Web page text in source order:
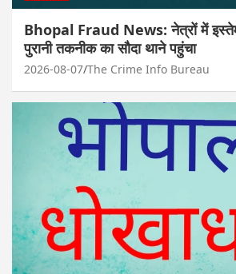
Bhopal Fraud News: नेत्रों में
पुरानी तकनीक का सौदा थाने पहुंचा
2026-08-07 The Crime Info Bureau